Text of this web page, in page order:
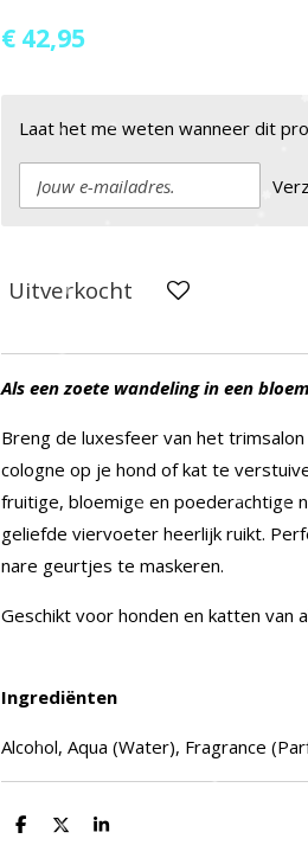
€ 42,95
Laat het me weten wanneer dit
Uitverkocht
Als een zoete wandeling in een
Breng de luxesfeer van het
cologne op je hond of kat te
fruitige, bloemige en poederachtige
geliefde viervoeter heerlijk ruikt.
nare geurtjes te maskeren.
Geschikt voor honden en katten van
Ingrediënten
Alcohol, Aqua (Water), Fragrance
D
D
S